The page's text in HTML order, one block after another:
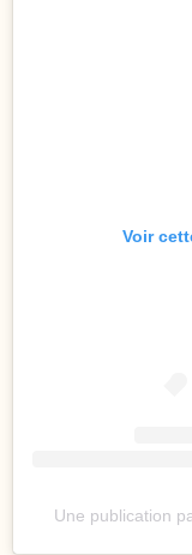
Voir
Une publication